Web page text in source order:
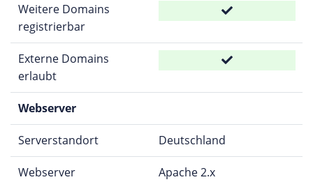
Weitere Domains
registrierbar
Externe Domains
erlaubt
Webserver
Serverstandort Deutschland
Webserver Apache 2.x